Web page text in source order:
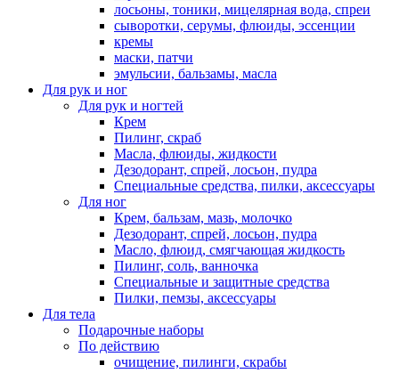
лосьоны, тоники, мицелярная вода, спреи
сыворотки, серумы, флюиды, эссенции
кремы
маски, патчи
эмульсии, бальзамы, масла
Для рук и ног
Для рук и ногтей
Крем
Пилинг, скраб
Масла, флюиды, жидкости
Дезодорант, спрей, лосьон, пудра
Специальные средства, пилки, аксессуары
Для ног
Крем, бальзам, мазь, молочко
Дезодорант, спрей, лосьон, пудра
Масло, флюид, смягчающая жидкость
Пилинг, соль, ванночка
Специальные и защитные средства
Пилки, пемзы, аксессуары
Для тела
Подарочные наборы
По действию
очищение, пилинги, скрабы